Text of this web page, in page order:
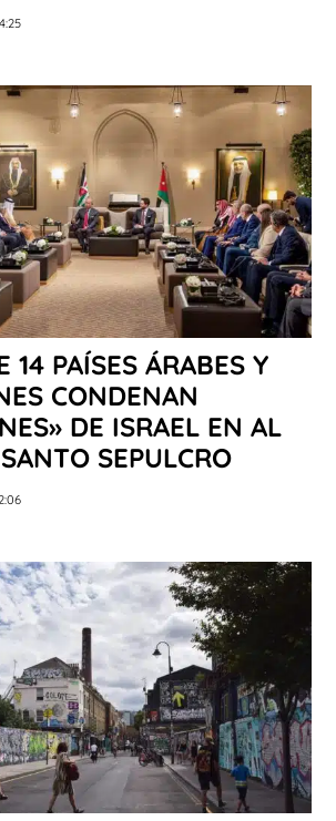
14 PAÍSES ÁRABES Y
CONDENAN
DE ISRAEL EN AL
SEPULCRO